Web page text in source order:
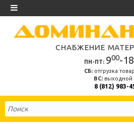
СНАБЖЕНИЕ
ПН-ПТ: 900-18
СБ: отгрузка
ВС:выходной
8 (812) 983-